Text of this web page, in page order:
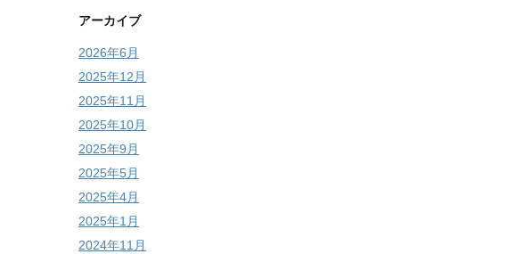
アーカイブ
2026年6月
2025年12月
2025年11月
2025年10月
2025年9月
2025年5月
2025年4月
2025年1月
2024年11月